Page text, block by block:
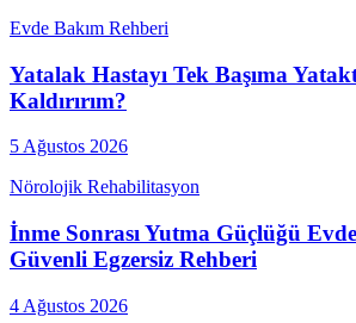
Evde Bakım Rehberi
Yatalak Hastayı Tek Başıma
Kaldırırım?
5 Ağustos 2026
Nörolojik Rehabilitasyon
İnme Sonrası Yutma Güçlüğü Evde
Güvenli Egzersiz Rehberi
4 Ağustos 2026